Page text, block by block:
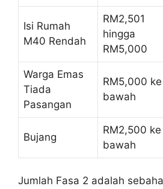
Isi Rumah
M40 Rendah
RM2,501
hingga
RM5,000
Warga Emas
Tiada
Pasangan
RM5,000 ke
bawah
Bujang
RM2,500 ke
bawah
Jumlah Fasa 2 adalah